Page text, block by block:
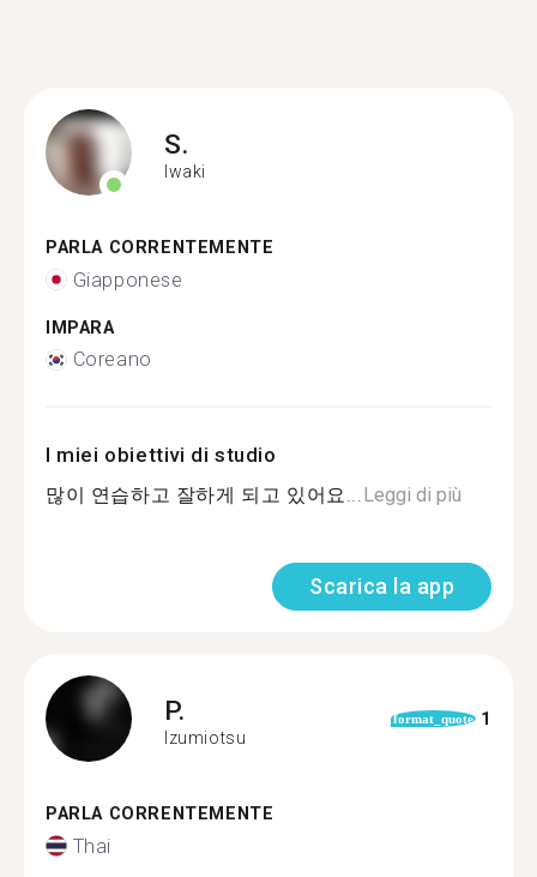
S.
Iwaki
PARLA CORRENTEMENTE
Giapponese
IMPARA
Coreano
I miei obiettivi di studio
많이 연습하고 잘하게 되고 있어요...Leggi di più
Scarica la app
P.
Izumiotsu
format_quote 1
PARLA CORRENTEMENTE
Thai